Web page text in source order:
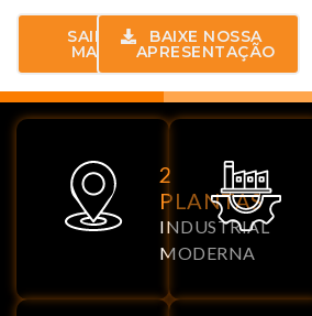
SAIBA
MAIS
BAIXE NOSSA
APRESENTAÇÃO
2
PLANTAS
INDUSTRIAL
MODERNA